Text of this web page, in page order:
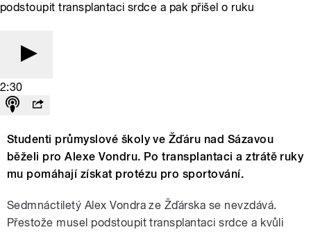
podstoupit transplantaci srdce a pak přišel o ruku
2:30
Studenti průmyslové školy ve Žďáru nad Sázavou
běželi pro Alexe Vondru. Po transplantaci a ztrátě ruky
mu pomáhají získat protézu pro sportování.
Sedmnáctiletý Alex Vondra ze Žďárska se nevzdává.
Přestože musel podstoupit transplantaci srdce a kvůli